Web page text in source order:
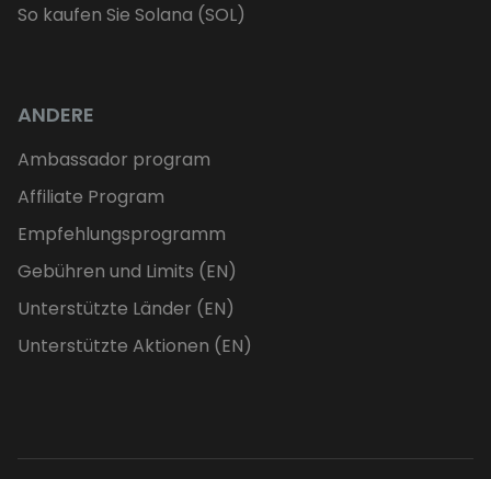
So kaufen Sie Solana (SOL)
ANDERE
Ambassador program
Affiliate Program
Empfehlungsprogramm
Gebühren und Limits (EN)
Unterstützte Länder (EN)
Unterstützte Aktionen (EN)